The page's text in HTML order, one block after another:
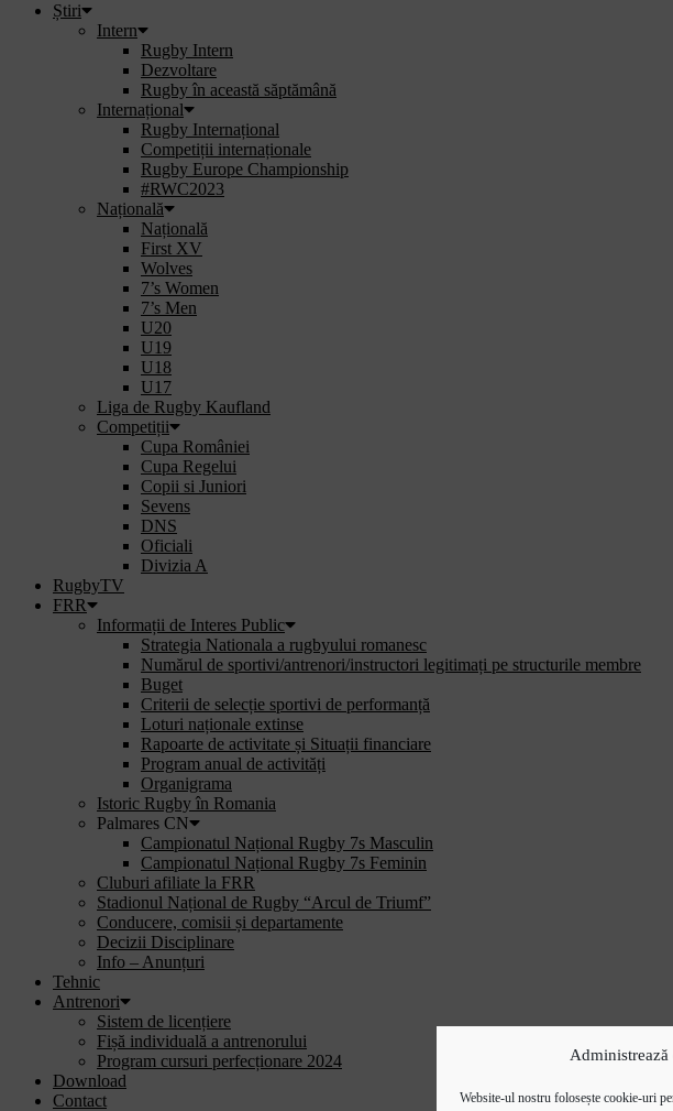
Website-ul nostru folosește cookie-uri
Știri
Intern
Rugby Intern
Dezvoltare
Rugby în această săptămână
Internațional
Rugby Internațional
Competiții internaționale
Rugby Europe Championship
#RWC2023
Națională
Națională
First XV
Wolves
7’s Women
7’s Men
U20
U19
U18
U17
Liga de Rugby Kaufland
Competiții
Cupa României
Cupa Regelui
Copii si Juniori
Sevens
DNS
Oficiali
Divizia A
RugbyTV
FRR
Informații de Interes Public
Strategia Nationala a rugbyului romanesc
Numărul de sportivi/antrenori/instructori legitimați pe structurile membre
Buget
Criterii de selecție sportivi de performanță
Loturi naționale extinse
Rapoarte de activitate și Situații financiare
Program anual de activități
Organigrama
Istoric Rugby în Romania
Palmares CN
Campionatul Național Rugby 7s Masculin
Campionatul Național Rugby 7s Feminin
Cluburi afiliate la FRR
Stadionul Național de Rugby “Arcul de Triumf”
Conducere, comisii și departamente
Decizii Disciplinare
Info – Anunțuri
Tehnic
Antrenori
Sistem de licențiere
Fișă individuală a antrenorului
Program cursuri perfecționare 2024
Download
Contact